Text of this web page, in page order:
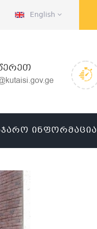
English
ᲘᲜᲤᲝᲠᲛᲐᲪᲘᲐ